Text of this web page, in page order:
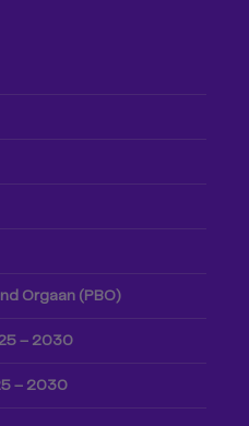
Orgaan (PBO)
– 2030
– 2030